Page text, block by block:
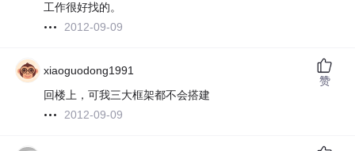
工作很好找的。
2012-09-09
xiaoguodong1991
回楼上，可我三大框架都不会搭建
2012-09-09
赞